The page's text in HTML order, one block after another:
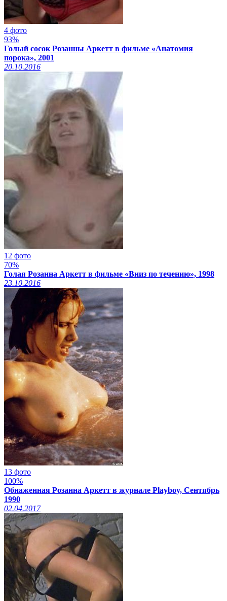
4 фото
93%
Голый сосок Розанны Аркетт в фильме «Анатомия
порока», 2001
20.10.2016
12 фото
70%
Голая Розанна Аркетт в фильме «Вниз по течению», 1998
23.10.2016
13 фото
100%
Обнаженная Розанна Аркетт в журнале Playboy, Сентябрь
1990
02.04.2017